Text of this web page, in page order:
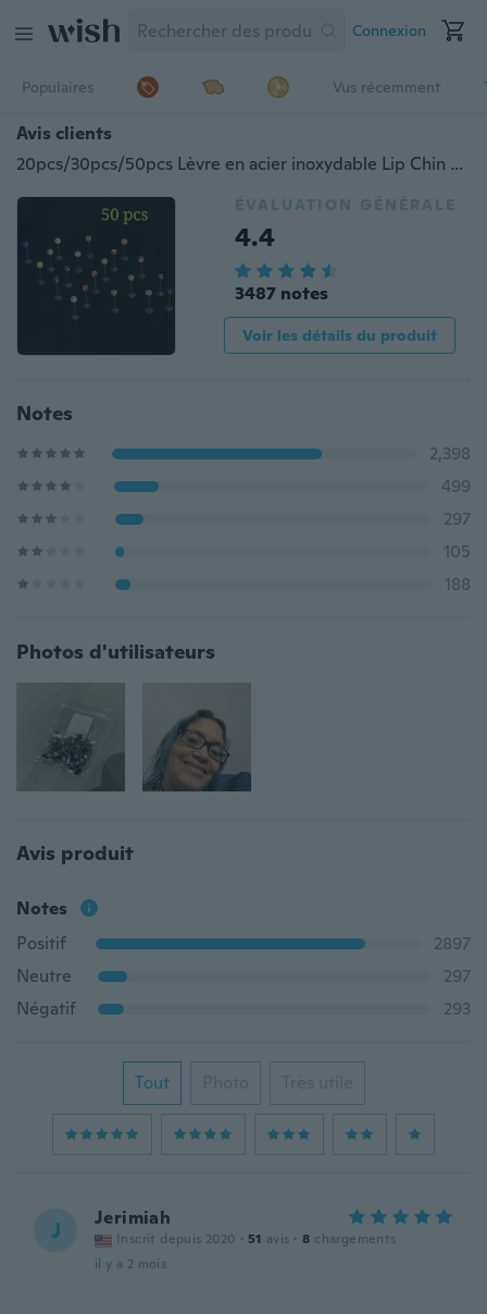
Connexion
Populaires Vus récemment
Avis clients
20pcs/30pcs/50pcs Lèvre en acier inoxydable Lip Chin Labret Labret Ring Lip Plugs Bar Stud Tragus Colorful Ball Piercing
ÉVALUATION GÉNÉRALE
4.4
3487 notes
Voir les détails du produit
Notes
2,398
499
297
105
188
Photos d'utilisateurs
Avis produit
Notes
Positif
2897
Neutre
297
Négatif
293
Tout Photo Très utile
J Jerimiah
Inscrit depuis 2020 · 51 avis · 8 chargements
il y a 2 mois